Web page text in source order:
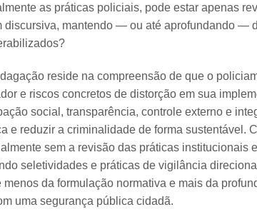
as práticas policiais, pode estar apenas
discursiva, mantendo — ou até aprofundando —
reside na compreensão de que o
e riscos concretos de distorção em sua
social, transparência, controle externo e
e reduzir a criminalidade de forma sustentável.
sem a revisão das práticas institucionais
seletividades e práticas de vigilância
da formulação normativa e mais da
uma segurança pública cidadã.